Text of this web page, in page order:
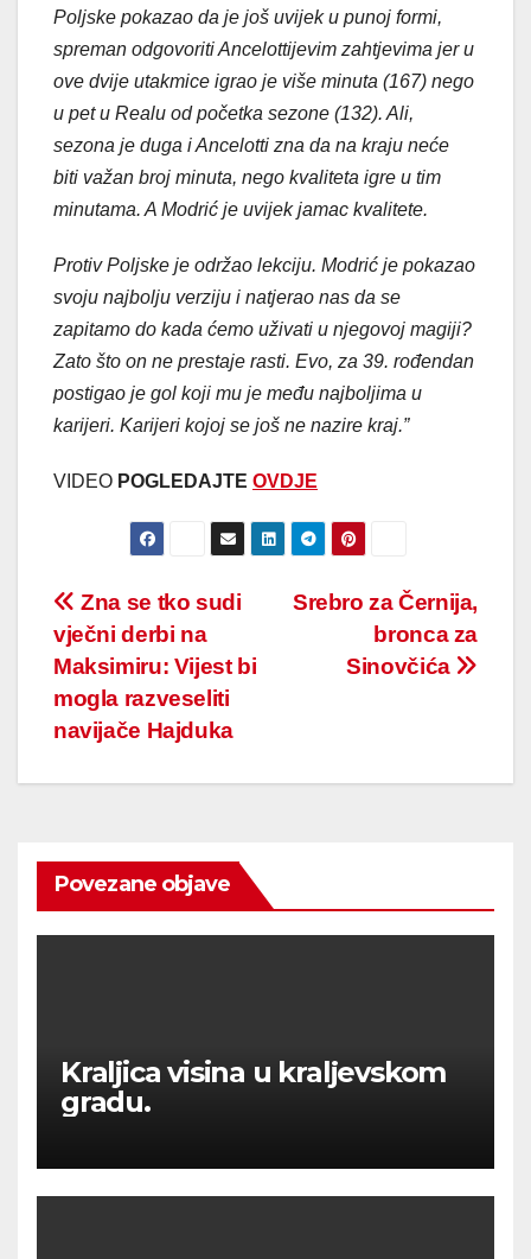
Poljske pokazao da je još uvijek u punoj formi,
spreman odgovoriti Ancelottijevim zahtjevima jer u
ove dvije utakmice igrao je više minuta (167) nego
u pet u Realu od početka sezone (132). Ali,
sezona je duga i Ancelotti zna da na kraju neće
biti važan broj minuta, nego kvaliteta igre u tim
minutama. A Modrić je uvijek jamac kvalitete.
Protiv Poljske je održao lekciju. Modrić je pokazao
svoju najbolju verziju i natjerao nas da se
zapitamo do kada ćemo uživati u njegovoj magiji?
Zato što on ne prestaje rasti. Evo, za 39. rođendan
postigao je gol koji mu je među najboljima u
karijeri. Karijeri kojoj se još ne nazire kraj.”
VIDEO POGLEDAJTE OVDJE
Post
navigation
Srebro za Černija,
bronca za
Sinovčića
Zna se tko sudi
vječni derbi na
Maksimiru: Vijest bi
mogla razveseliti
navijače Hajduka
Povezane objave
Kraljica visina u kraljevskom
gradu.